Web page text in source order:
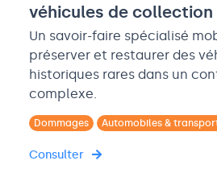
véhicules de collection
Un savoir-faire spécialisé
préserver et restaurer des
historiques rares dans un
complexe.
Dommages Automobiles &
Consulter